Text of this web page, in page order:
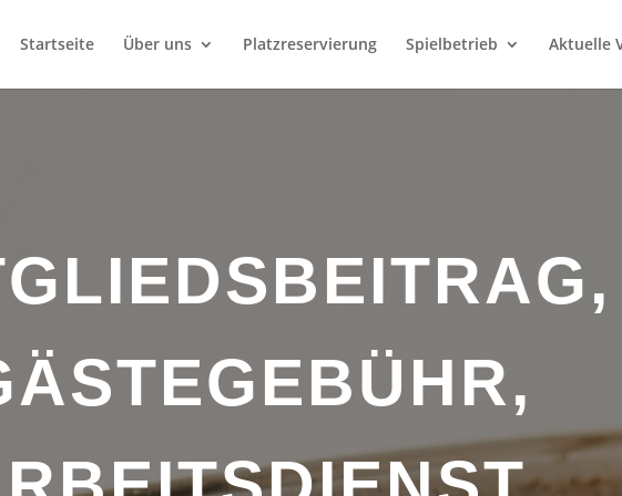
Startseite Über uns Platzreservierung Spielbetrieb Aktuelle